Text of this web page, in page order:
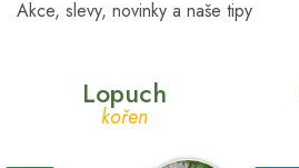
Akce, slevy, novinky a naše tipy
Lopuch
kořen